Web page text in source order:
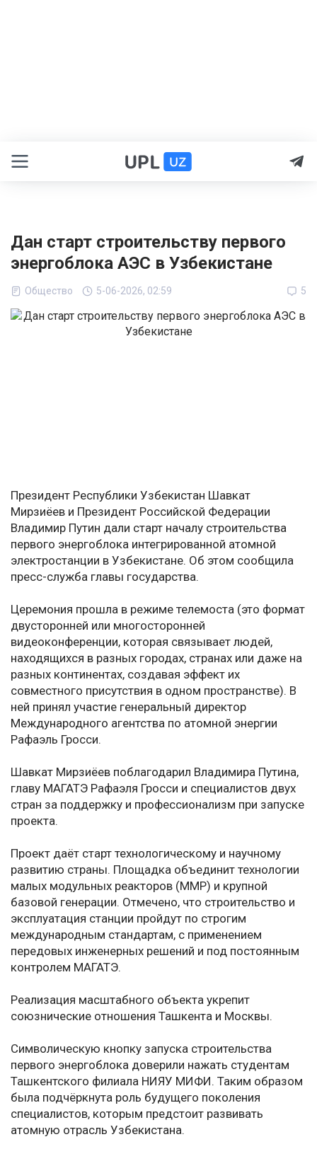
Дан старт строительству первого
энергоблока АЭС в Узбекистане
Общество 5-06-2026, 02:59 5
Президент Республики Узбекистан Шавкат
Мирзиёев и Президент Российской Федерации
Владимир Путин дали старт началу строительства
первого энергоблока интегрированной атомной
электростанции в Узбекистане. Об этом сообщила
пресс-служба главы государства.
Церемония прошла в режиме телемоста (это формат
двусторонней или многосторонней
видеоконференции, которая связывает людей,
находящихся в разных городах, странах или даже на
разных континентах, создавая эффект их
совместного присутствия в одном пространстве). В
ней принял участие генеральный директор
Международного агентства по атомной энергии
Рафаэль Гросси.
Шавкат Мирзиёев поблагодарил Владимира Путина,
главу МАГАТЭ Рафаэля Гросси и специалистов двух
стран за поддержку и профессионализм при запуске
проекта.
Проект даёт старт технологическому и научному
развитию страны. Площадка объединит технологии
малых модульных реакторов (ММР) и крупной
базовой генерации. Отмечено, что строительство и
эксплуатация станции пройдут по строгим
международным стандартам, с применением
передовых инженерных решений и под постоянным
контролем МАГАТЭ.
Реализация масштабного объекта укрепит
союзнические отношения Ташкента и Москвы.
Символическую кнопку запуска строительства
первого энергоблока доверили нажать студентам
Ташкентского филиала НИЯУ МИФИ. Таким образом
была подчёркнута роль будущего поколения
специалистов, которым предстоит развивать
атомную отрасль Узбекистана.